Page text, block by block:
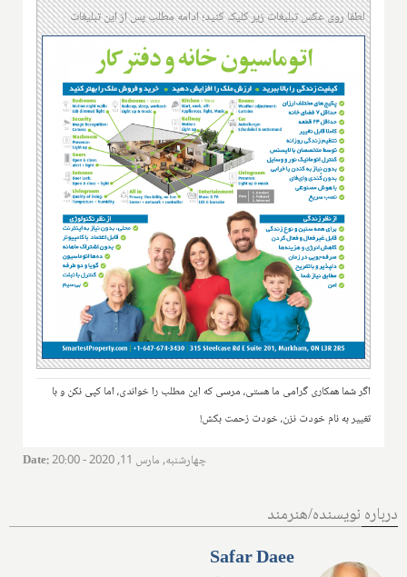
لطفا روی عکس تبلیغات زیر کلیک کنید؛ ادامه مطلب پس از این تبلیغات
اگر شما همکاری گرامی ما هستی، مرسی که این مطلب را خواندی، اما کپی نکن و با
تغییر به نام خودت نزن، خودت زحمت بکش!
Date: چهارشنبه, مارس 11, 2020 - 20:00
درباره نویسنده/هنرمند
Safar Daee